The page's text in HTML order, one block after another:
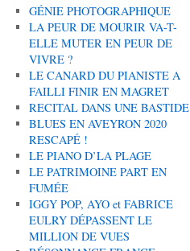
GÉNIE PHOTOGRAPHIQUE
LA PEUR DE MOURIR VA-T-
ELLE MUTER EN PEUR DE
VIVRE ?
LE CANARD DU PIANISTE A
FAILLI FINIR EN MAGRET
RECITAL DANS UNE BASTIDE
BLUES EN AVEYRON 2020
RESCAPÉ !
LE PIANO D’LA PLAGE
LE PATRIMOINE PART EN
FUMÉE
IGGY POP, AYO et FABRICE
EULRY DÉPASSENT LE
MILLION DE VUES